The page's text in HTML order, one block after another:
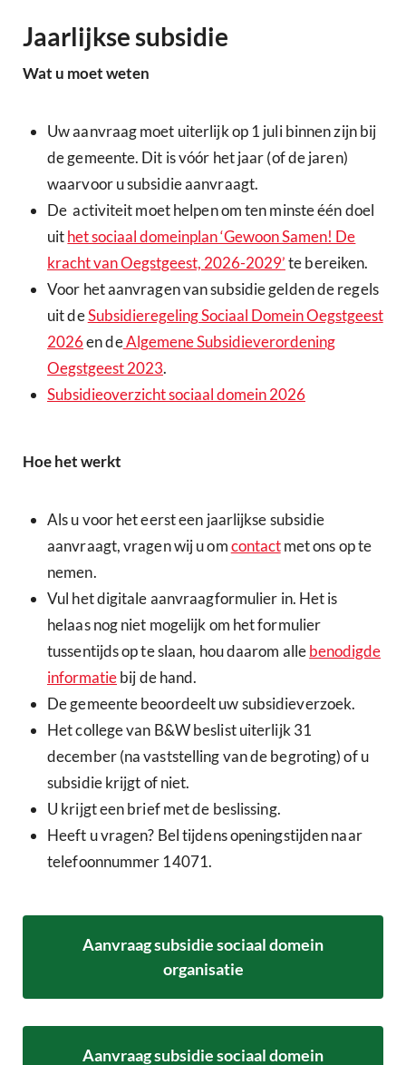
Jaarlijkse subsidie
Wat u moet weten
Uw aanvraag moet uiterlijk op 1 juli binnen zijn bij
de gemeente. Dit is vóór het jaar (of de jaren)
waarvoor u subsidie aanvraagt.
De activiteit moet helpen om ten minste één doel
uithet sociaal domeinplan ‘Gewoon Samen! De
kracht van Oegstgeest, 2026-2029’te bereiken.
Voor het aanvragen van subsidie gelden de regels
uit deSubsidieregeling Sociaal Domein Oegstgeest
2026en deAlgemene Subsidieverordening
Oegstgeest 2023.
Subsidieoverzicht sociaal domein 2026
Hoe het werkt
Als u voor het eerst een jaarlijkse subsidie
aanvraagt, vragen wij u omcontactmet ons op te
nemen.
Vul het digitale aanvraagformulier in. Het is
helaas nog niet mogelijk om het formulier
tussentijds op te slaan, hou daarom allebenodigde
informatiebij de hand.
De gemeente beoordeelt uw subsidieverzoek.
Het college van B&W beslist uiterlijk 31
december (na vaststelling van de begroting) of u
subsidie krijgt of niet.
U krijgt een brief met de beslissing.
Heeft u vragen? Bel tijdens openingstijden naar
telefoonnummer 14071.
Aanvraag subsidie sociaal domein
organisatie
Aanvraag subsidie sociaal domein